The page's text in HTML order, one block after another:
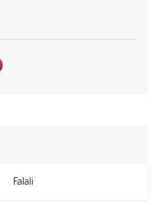
Falali